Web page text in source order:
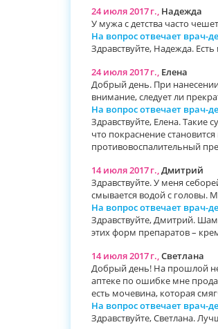
24 июля 2017 г., Надежда
У мужа с детства часто
На вопрос отвечает врач-
Здравствуйте, Надежда.
24 июля 2017 г., Елена
Добрый день. При
внимание, следует ли
На вопрос отвечает врач-
Здравствуйте, Елена.
что покраснение
противовоспалительный
14 июля 2017 г.,Дмитрий
Здравствуйте. У меня
смывается водой с головы.
На вопрос отвечает врач-
Здравствуйте, Дмитрий.
этих форм препаратов –
14 июля 2017 г.,Светлана
Добрый день! На прошлой
аптеке по ошибке мне
есть мочевина, которая
На вопрос отвечает врач-
Здравствуйте, Светлана.